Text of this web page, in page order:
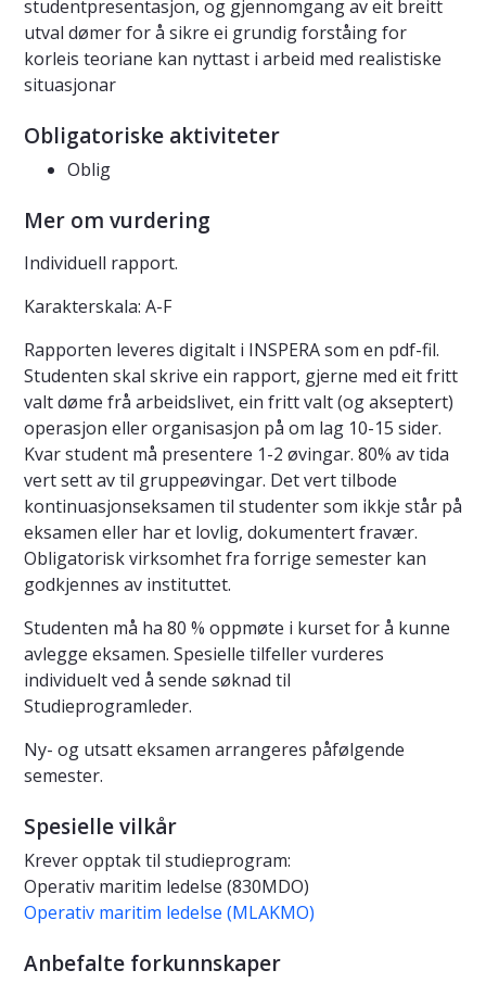
studentpresentasjon, og gjennomgang av eit breitt
utval dømer for å sikre ei grundig forståing for
korleis teoriane kan nyttast i arbeid med realistiske
situasjonar
Obligatoriske aktiviteter
Oblig
Mer om vurdering
Individuell rapport.
Karakterskala: A-F
Rapporten leveres digitalt i INSPERA som en pdf-fil.
Studenten skal skrive ein rapport, gjerne med eit fritt
valt døme frå arbeidslivet, ein fritt valt (og akseptert)
operasjon eller organisasjon på om lag 10-15 sider.
Kvar student må presentere 1-2 øvingar. 80% av tida
vert sett av til gruppeøvingar. Det vert tilbode
kontinuasjonseksamen til studenter som ikkje står på
eksamen eller har et lovlig, dokumentert fravær.
Obligatorisk virksomhet fra forrige semester kan
godkjennes av instituttet.
Studenten må ha 80 % oppmøte i kurset for å kunne
avlegge eksamen. Spesielle tilfeller vurderes
individuelt ved å sende søknad til
Studieprogramleder.
Ny- og utsatt eksamen arrangeres påfølgende
semester.
Spesielle vilkår
Krever opptak til studieprogram:
Operativ maritim ledelse (830MDO)
Operativ maritim ledelse (MLAKMO)
Anbefalte forkunnskaper